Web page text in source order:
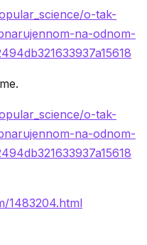
o-tak-
na-odnom-
o-tak-
na-odnom-
1483204.html